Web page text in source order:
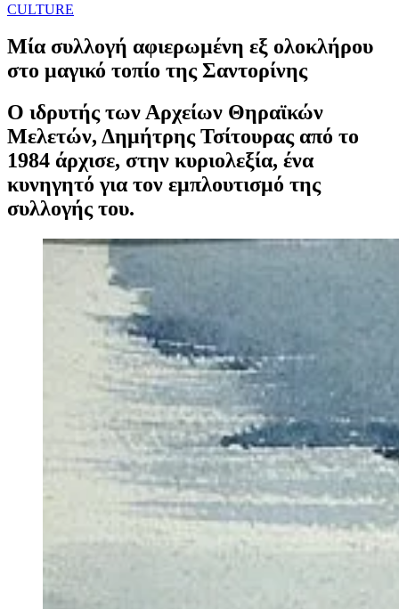
CULTURE
Μία συλλογή αφιερωμένη εξ ολοκλήρου
στο μαγικό τοπίο της Σαντορίνης
Ο ιδρυτής των Αρχείων Θηραϊκών
Μελετών, Δημήτρης Τσίτουρας από το
1984 άρχισε, στην κυριολεξία, ένα
κυνηγητό για τον εμπλουτισμό της
συλλογής του.